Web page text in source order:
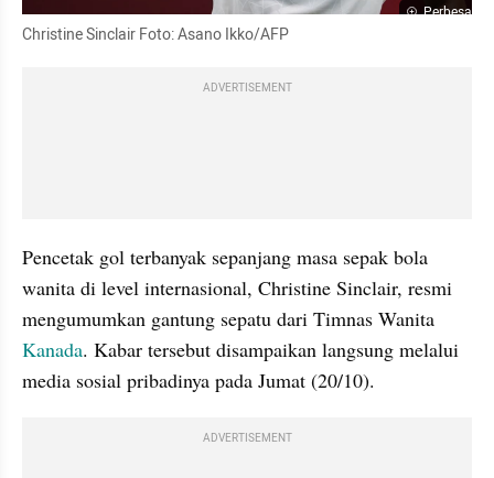
Perbesar
Christine Sinclair Foto: Asano Ikko/AFP
ADVERTISEMENT
Pencetak gol terbanyak sepanjang masa sepak bola
wanita di level internasional, Christine Sinclair, resmi
Kanada. Kabar tersebut disampaikan langsung melalui
media sosial pribadinya pada Jumat (20/10).
ADVERTISEMENT